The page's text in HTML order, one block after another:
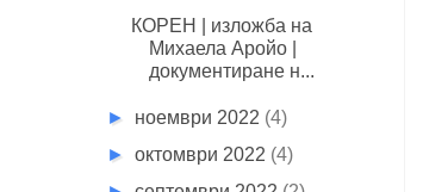
КОРЕН | изложба на
Михаела Аройо |
документиране н...
► ноември 2022 (4)
►октомври 2022 (4)